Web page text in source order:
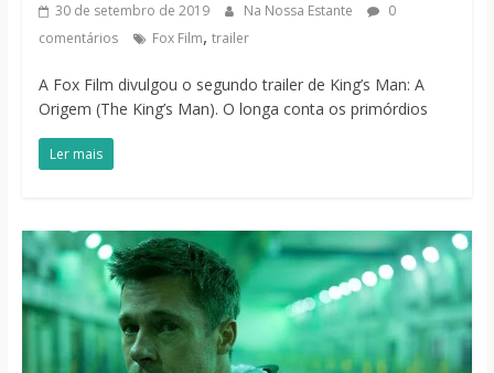
30 de setembro de 2019 Na Nossa Estante
0
comentários
Fox Film, trailer
A Fox Film divulgou o segundo trailer de King’s Man: A
Origem (The King’s Man). O longa conta os primórdios
Ler mais